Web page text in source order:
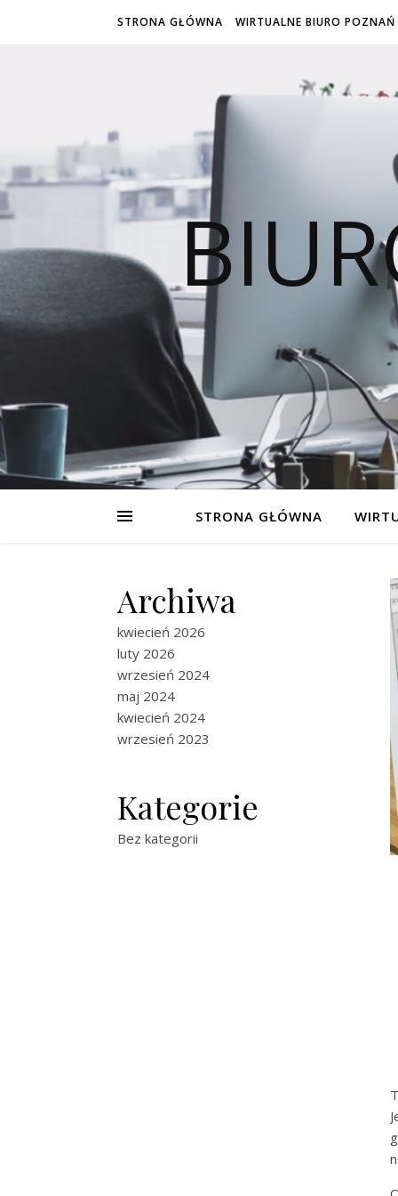
STRONA GŁÓWNA WIRTUALNE BIURO POZNAŃ
STRONA GŁÓWNA
Archiwa
kwiecień 2026
luty 2026
wrzesień 2024
maj 2024
kwiecień 2024
wrzesień 2023
Kategorie
Bez kategorii